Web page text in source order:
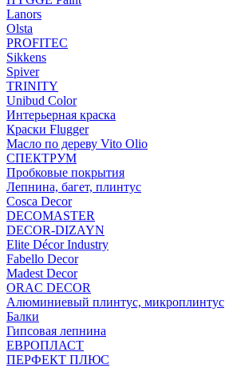
Lanors
Olsta
PROFITEC
Sikkens
Spiver
TRINITY
Unibud Color
Интерьерная краска
Краски Flugger
Масло по дереву Vito Olio
СПЕКТРУМ
Пробковые покрытия
Лепнина, багет, плинтус
Cosca Decor
DECOMASTER
DECOR-DIZAYN
Elite Décor Industry
Fabello Decor
Madest Decor
ORAC DECOR
Алюминиевый плинтус, микроплинтус
Балки
Гипсовая лепнина
ЕВРОПЛАСТ
ПЕРФЕКТ ПЛЮС